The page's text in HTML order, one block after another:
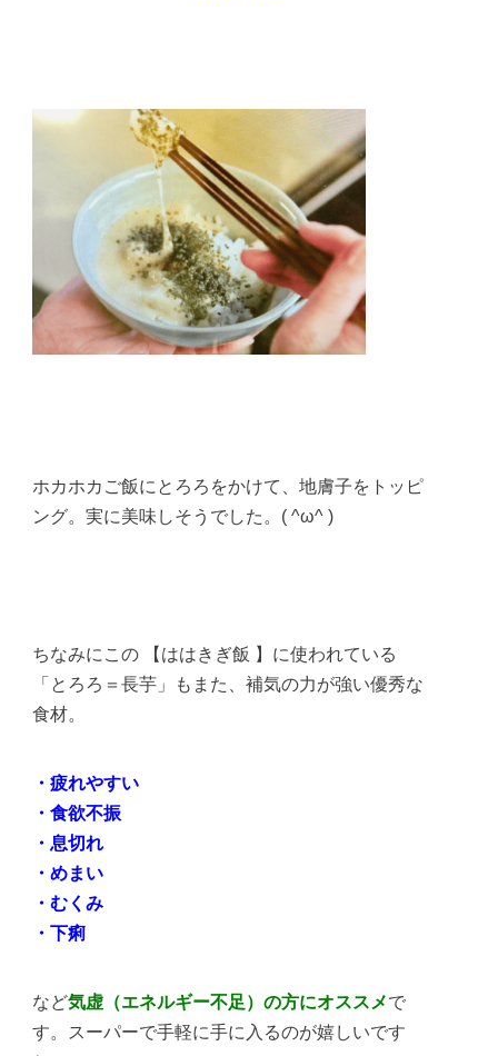
ホカホカご飯にとろろをかけて、地膚子をトッピ
ング。実に美味しそうでした。( ^ω^ )
ちなみにこの 【ははきぎ飯 】に使われている
「とろろ＝長芋」もまた、補気の力が強い優秀な
食材。
・疲れやすい
・食欲不振
・息切れ
・めまい
・むくみ
・下痢
など気虚（エネルギー不足）の方にオススメで
す。スーパーで手軽に手に入るのが嬉しいです